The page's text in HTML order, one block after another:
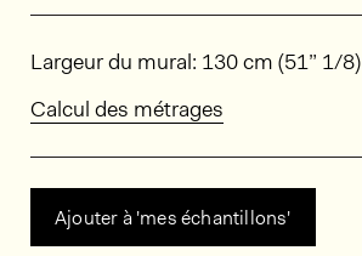
Dimensions
Largeur du mural: 130 cm (51” 1/8)
Calcul des métrages
Ajouter à 'mes échantillons'